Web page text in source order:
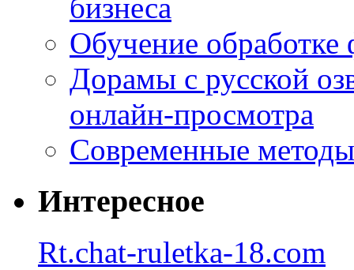
бизнеса
Обучение
Дорамы с русской
онлайн-просмотра
Современные
Интересное
Rt.chat-ruletka-18.com